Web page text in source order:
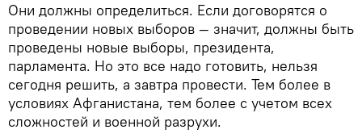
Они должны определиться. Если договорятся о
проведении новых выборов — значит, должны быть
проведены новые выборы, президента,
парламента. Но это все надо готовить, нельзя
сегодня решить, а завтра провести. Тем более в
условиях Афганистана, тем более с учетом всех
сложностей и военной разрухи.